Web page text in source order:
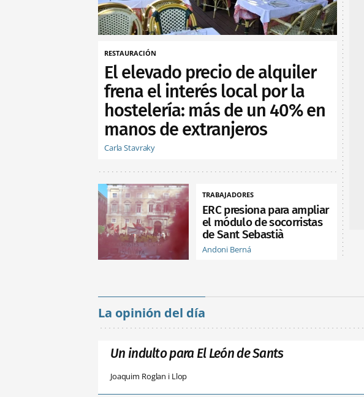
RESTAURACIÓN
El elevado precio de alquiler
frena el interés local por la
hostelería: más de un 40% en
manos de extranjeros
Carla Stavraky
TRABAJADORES
ERC presiona para ampliar
el módulo de socorristas
de Sant Sebastià
Andoni Berná
La opinión del día
Un indulto para El León de Sants
Joaquim Roglan i Llop